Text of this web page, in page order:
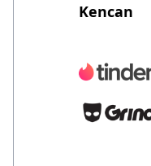
Kencan